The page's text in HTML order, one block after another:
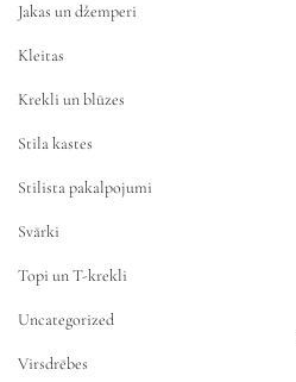
Jakas un džemperi
Kleitas
Krekli un blūzes
Stila kastes
Stilista pakalpojumi
Svārki
Topi un T-krekli
Uncategorized
Virsdrēbes